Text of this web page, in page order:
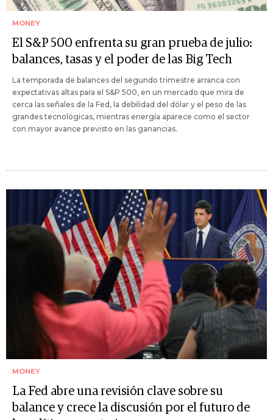
MONEY
El S&P 500 enfrenta su gran prueba de julio:
balances, tasas y el poder de las Big Tech
La temporada de balances del segundo trimestre arranca con
expectativas altas para el S&P 500, en un mercado que mira de
cerca las señales de la Fed, la debilidad del dólar y el peso de las
grandes tecnológicas, mientras energía aparece como el sector
con mayor avance previsto en las ganancias.
MONEY
La Fed abre una revisión clave sobre su
balance y crece la discusión por el futuro de